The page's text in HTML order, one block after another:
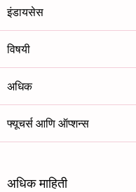
इंडायसेस
विषयी
अधिक
फ्यूचर्स आणि ऑप्शन्स
अधिक माहिती